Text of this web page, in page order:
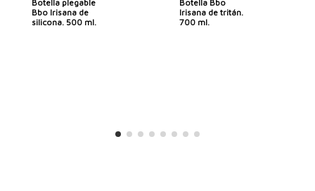
Botella plegable
Bbo Irisana de
silicona. 500 ml.
Botella Bbo
Irisana de tritán.
700 ml.